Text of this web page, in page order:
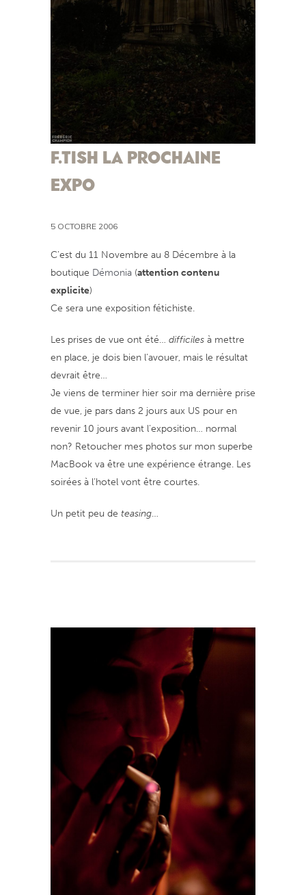
F.TISH LA PROCHAINE
EXPO
5 OCTOBRE 2006
C’est du 11 Novembre au 8 Décembre à la
boutique Démonia (attention contenu
explicite)
Ce sera une exposition fétichiste.
Les prises de vue ont été… difficiles à mettre
en place, je dois bien l’avouer, mais le résultat
devrait être…
Je viens de terminer hier soir ma dernière prise
de vue, je pars dans 2 jours aux US pour en
revenir 10 jours avant l’exposition… normal
non? Retoucher mes photos sur mon superbe
MacBook va être une expérience étrange. Les
soirées à l’hotel vont être courtes.
Un petit peu de teasing…